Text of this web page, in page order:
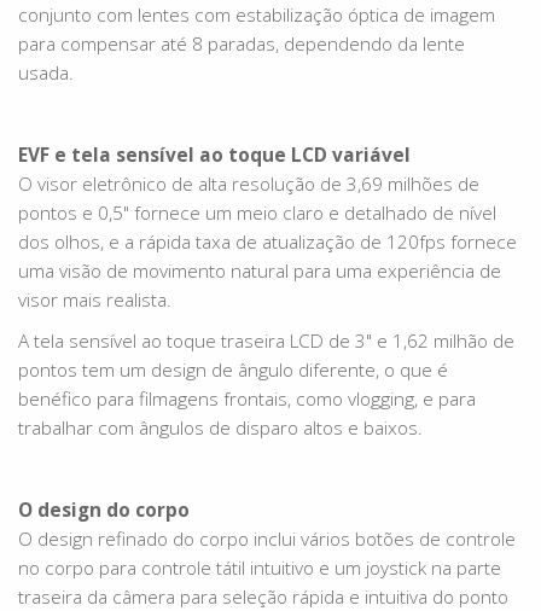
conjunto com lentes com estabilização óptica de imagem
para compensar até 8 paradas, dependendo da lente
usada.
EVF e tela sensível ao toque LCD variável
O visor eletrônico de alta resolução de 3,69 milhões de
pontos e 0,5" fornece um meio claro e detalhado de nível
dos olhos, e a rápida taxa de atualização de 120fps fornece
uma visão de movimento natural para uma experiência de
visor mais realista.
A tela sensível ao toque traseira LCD de 3" e 1,62 milhão de
pontos tem um design de ângulo diferente, o que é
benéfico para filmagens frontais, como vlogging, e para
trabalhar com ângulos de disparo altos e baixos.
O design do corpo
O design refinado do corpo inclui vários botões de controle
no corpo para controle tátil intuitivo e um joystick na parte
traseira da câmera para seleção rápida e intuitiva do ponto